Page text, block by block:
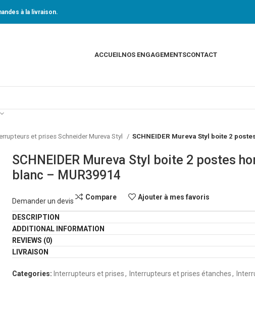
à la livraison.
ACCUEILNOS ENGAGEMENTSCONTACT
et prises Schneider Mureva Styl SCHNEIDER Mureva Styl boite 2
SCHNEIDER Mureva Styl boite 2 postes
blanc – MUR39914
Demander un devis
Compare Ajouter à mes favoris
DESCRIPTION
ADDITIONAL INFORMATION
REVIEWS (0)
LIVRAISON
Categories: Interrupteurs et prises, Interrupteurs et prises étanches,